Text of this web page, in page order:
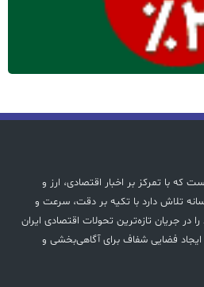
که با تمرکز بر اخبار اقتصادی، ارز و
تلاش دارد با تکیه بر دقت، سرعت و
در جریان تازه‌ترین تحولات اقتصادی ایران
ایجاد فضایی شفاف برای آگاهی‌بخشی و